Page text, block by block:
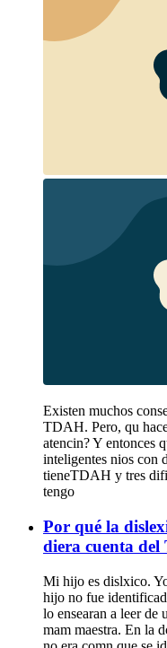
Existen muchos
TDAH. Pero, qu
atencin? Y entonces
inteligentes nios con
tieneTDAH y tres
tengo
Por qué la
diera cuenta
Mi hijo es dislxico.
hijo no fue
lo ensearan a leer de
mam maestra. En la